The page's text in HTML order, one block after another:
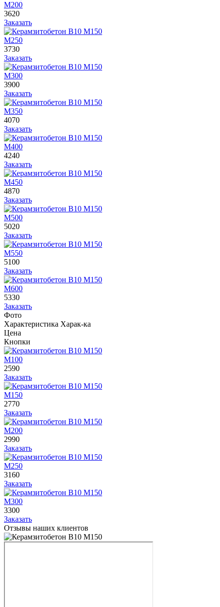
М200
3620
Заказать
М250
3730
Заказать
М300
3900
Заказать
М350
4070
Заказать
М400
4240
Заказать
М450
4870
Заказать
М500
5020
Заказать
М550
5100
Заказать
М600
5330
Заказать
Фото
Характеристика Харак-ка
Цена
Кнопки
М100
2590
Заказать
М150
2770
Заказать
М200
2990
Заказать
М250
3160
Заказать
М300
3300
Заказать
Отзывы наших клиентов